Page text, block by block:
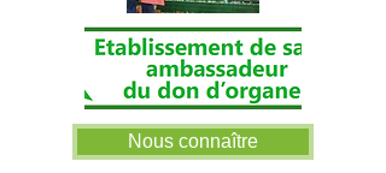
Nous connaître